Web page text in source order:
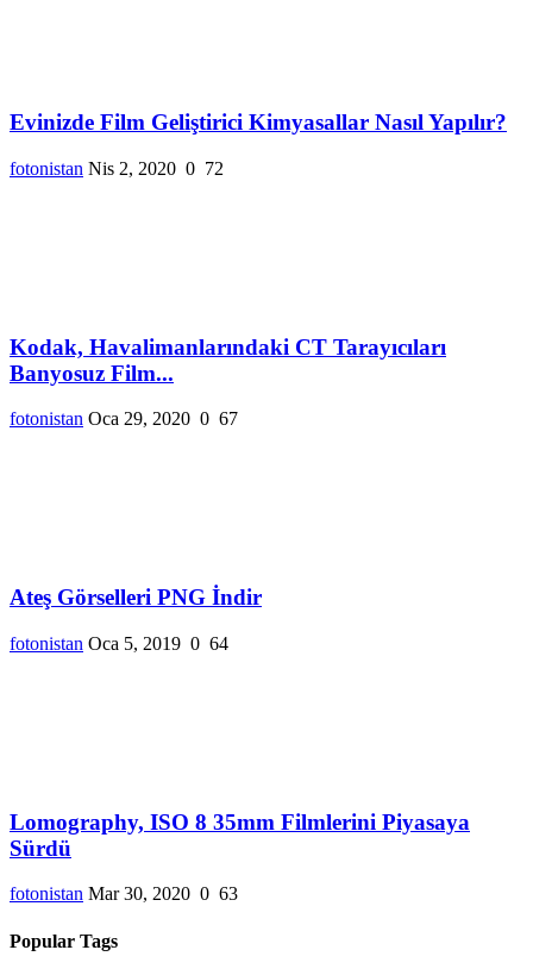
Evinizde Film Geliştirici Kimyasallar Nasıl Yapılır?
fotonistan Nis 2, 2020 0 72
Kodak, Havalimanlarındaki CT Tarayıcıları
Banyosuz Film...
fotonistan Oca 29, 2020 0 67
Ateş Görselleri PNG İndir
fotonistan Oca 5, 2019 0 64
Lomography, ISO 8 35mm Filmlerini Piyasaya
Sürdü
fotonistan Mar 30, 2020 0 63
Popular Tags